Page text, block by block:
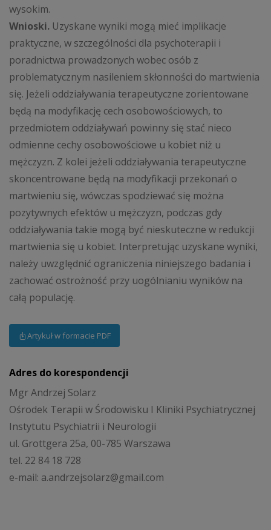
wysokim.
Wnioski. Uzyskane wyniki mogą mieć implikacje
praktyczne, w szczególności dla psychoterapii i
poradnictwa prowadzonych wobec osób z
problematycznym nasileniem skłonności do martwienia
się. Jeżeli oddziaływania terapeutyczne zorientowane
będą na modyfikację cech osobowościowych, to
przedmiotem oddziaływań powinny się stać nieco
odmienne cechy osobowościowe u kobiet niż u
mężczyzn. Z kolei jeżeli oddziaływania terapeutyczne
skoncentrowane będą na modyfikacji przekonań o
martwieniu się, wówczas spodziewać się można
pozytywnych efektów u mężczyzn, podczas gdy
oddziaływania takie mogą być nieskuteczne w redukcji
martwienia się u kobiet. Interpretując uzyskane wyniki,
należy uwzględnić ograniczenia niniejszego badania i
zachować ostrożność przy uogólnianiu wyników na
całą populację.
Artykuł w formacie PDF
Adres do korespondencji
Mgr Andrzej Solarz
Ośrodek Terapii w Środowisku I Kliniki Psychiatrycznej
Instytutu Psychiatrii i Neurologii
ul. Grottgera 25a, 00-785 Warszawa
tel. 22 84 18 728
e-mail: a.andrzejsolarz@gmail.com